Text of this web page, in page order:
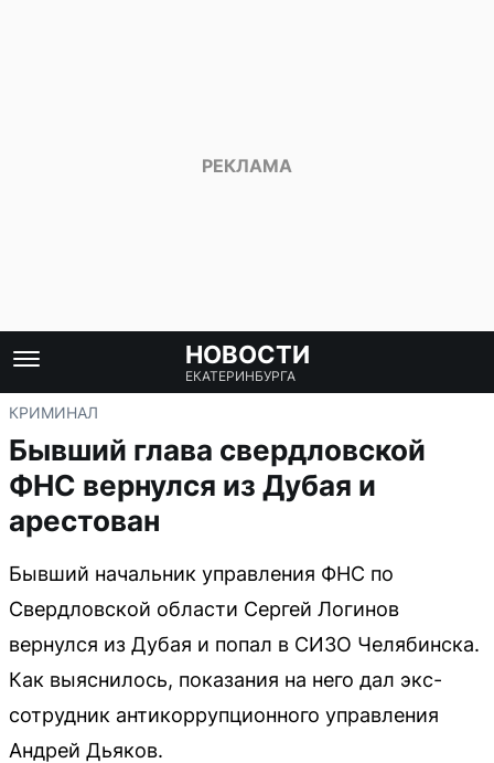
НОВОСТИ
ЕКАТЕРИНБУРГА
КРИМИНАЛ
Бывший глава свердловской
ФНС вернулся из Дубая и
арестован
Бывший начальник управления ФНС по
Свердловской области Сергей Логинов
вернулся из Дубая и попал в СИЗО Челябинска.
Как выяснилось, показания на него дал экс-
сотрудник антикоррупционного управления
Андрей Дьяков.